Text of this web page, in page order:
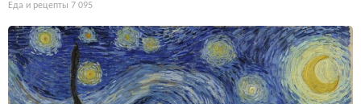
Еда и рецепты 7 095